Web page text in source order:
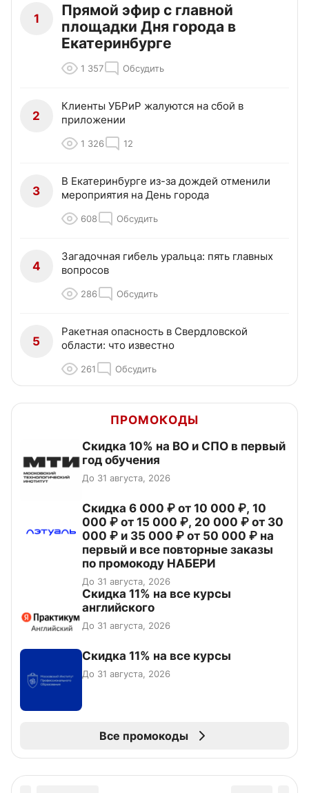
1
Прямой эфир с главной
площадки Дня города в
Екатеринбурге
1 357 Обсудить
2
Клиенты УБРиР жалуются на сбой в
приложении
1 326 12
3
В Екатеринбурге из-за дождей отменили
мероприятия на День города
608 Обсудить
4
Загадочная гибель уральца: пять главных
вопросов
286 Обсудить
5
Ракетная опасность в Свердловской
области: что известно
261 Обсудить
ПРОМОКОДЫ
Скидка 10% на ВО и СПО в первый
год обучения
До 31 августа, 2026
Скидка 6 000 ₽ от 10 000 ₽, 10
000 ₽ от 15 000 ₽, 20 000 ₽ от 30
000 ₽ и 35 000 ₽ от 50 000 ₽ на
первый и все повторные заказы
по промокоду НАБЕРИ
До 31 августа, 2026
Скидка 11% на все курсы
английского
До 31 августа, 2026
Скидка 11% на все курсы
До 31 августа, 2026
Все промокоды